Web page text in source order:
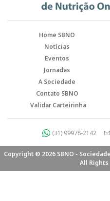
Home SBNO
Notícias
Eventos
Jornadas
A Sociedade
Contato SBNO
Validar Carteirinha
(31) 99978-2142
Copyright © 2026 SBNO -
All Rights